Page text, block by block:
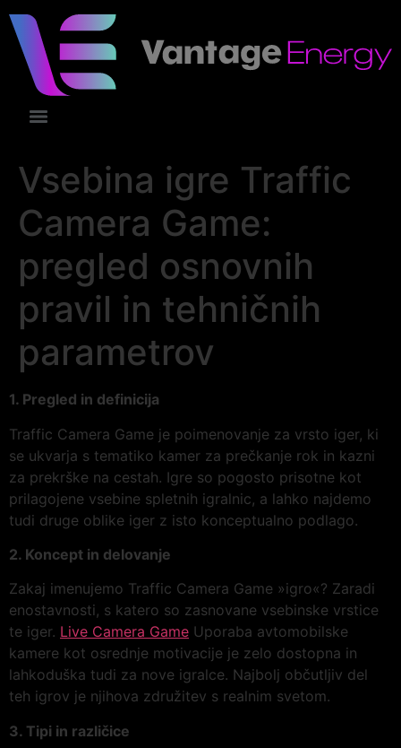
Vsebina igre Traffic
Camera Game:
pregled osnovnih
pravil in tehničnih
parametrov
1. Pregled in definicija
Traffic Camera Game je poimenovanje za vrsto iger, ki
se ukvarja s tematiko kamer za prečkanje rok in kazni
za prekrške na cestah. Igre so pogosto prisotne kot
prilagojene vsebine spletnih igralnic, a lahko najdemo
tudi druge oblike iger z isto konceptualno podlago.
2. Koncept in delovanje
Zakaj imenujemo Traffic Camera Game »igro«? Zaradi
enostavnosti, s katero so zasnovane vsebinske vrstice
te iger. Live Camera Game Uporaba avtomobilske
kamere kot osrednje motivacije je zelo dostopna in
lahkoduška tudi za nove igralce. Najbolj občutljiv del
teh igrov je njihova združitev s realnim svetom.
3. Tipi in različice